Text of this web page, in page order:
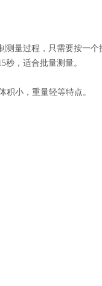
测量过程，只需要按一个
，适合批量测量。
小，重量轻等特点。